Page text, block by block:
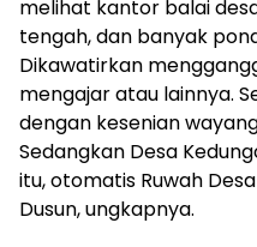
melihat kantor balai
tengah, dan banyak
Dikawatirkan
mengajar atau lainnya.
dengan kesenian
Sedangkan Desa
itu, otomatis Ruwah
Dusun, ungkapnya.